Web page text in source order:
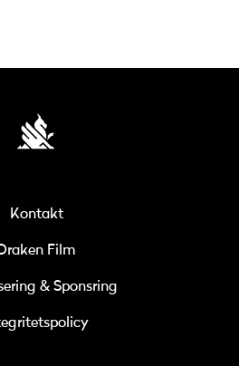
Kontakt
Draken Film
& Sponsring